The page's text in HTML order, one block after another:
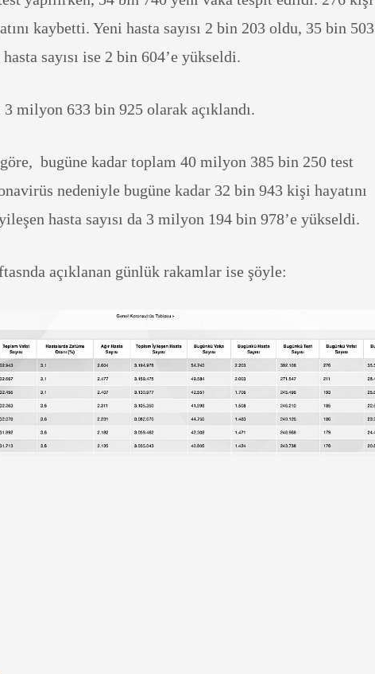
kaybetti. Yeni hasta sayısı 2 bin 203 oldu, 35 bin 503
sayısı ise 2 bin 604’e yükseldi.
3 milyon 633 bin 925 olarak açıklandı.
bugüne kadar toplam 40 milyon 385 bin 250 test
nedeniyle bugüne kadar 32 bin 943 kişi hayatını
hasta sayısı da 3 milyon 194 bin 978’e yükseldi.
açıklanan günlük rakamlar ise şöyle: